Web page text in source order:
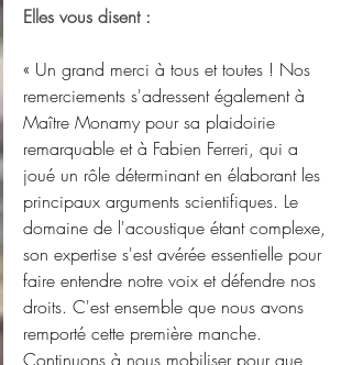
Elles vous disent :
« Un grand merci à tous et toutes ! Nos
remerciements s'adressent également à
Maître Monamy pour sa plaidoirie
remarquable et à Fabien Ferreri, qui a
joué un rôle déterminant en élaborant les
principaux arguments scientifiques. Le
domaine de l'acoustique étant complexe,
son expertise s'est avérée essentielle pour
faire entendre notre voix et défendre nos
droits. C'est ensemble que nous avons
remporté cette première manche.
Continuons à nous mobiliser pour que